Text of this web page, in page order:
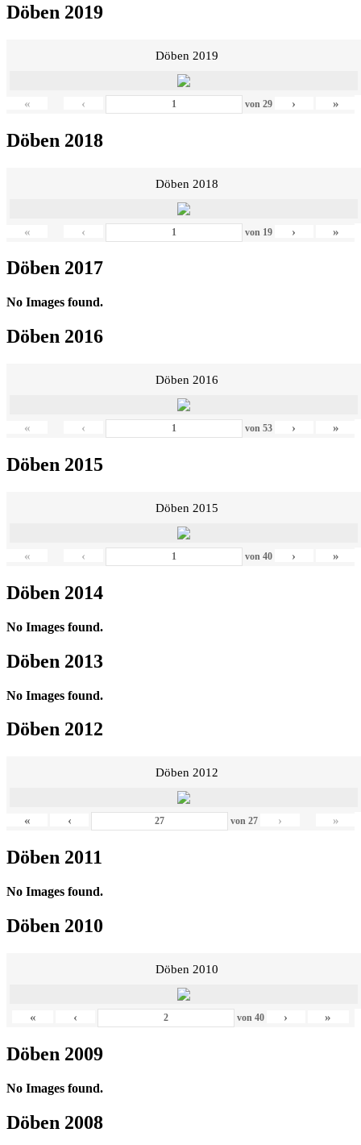
Döben 2019
Döben 2019
« ‹ von 29 › »
Döben 2018
Döben 2018
« ‹ von 19 › »
Döben 2017
No Images found.
Döben 2016
Döben 2016
« ‹ von 53 › »
Döben 2015
Döben 2015
« ‹ von 40 › »
Döben 2014
No Images found.
Döben 2013
No Images found.
Döben 2012
Döben 2012
« ‹ von27 › »
Döben 2011
No Images found.
Döben 2010
Döben 2010
« ‹ von 40 › »
Döben 2009
No Images found.
Döben 2008